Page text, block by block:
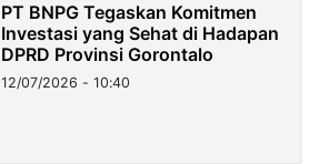
PT BNPG Tegaskan Komitmen
Investasi yang Sehat di Hadapan
DPRD Provinsi Gorontalo
12/07/2026 - 10:40